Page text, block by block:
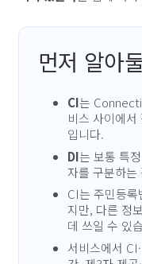
먼저 알아
CI는
비스 사이에
입니다.
DI는 보통 특
자를 구분하는
CI는 주민등
지만, 다른 정
데 쓰일 수 있
서비스에서